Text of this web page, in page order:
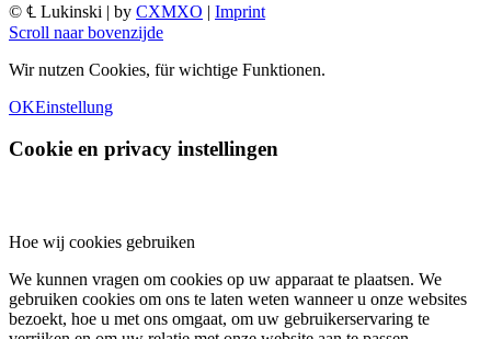
© ℄ Lukinski | by CXMXO | Imprint
Scroll naar bovenzijde
Wir nutzen Cookies, für wichtige Funktionen.
OKEinstellung
Cookie en privacy instellingen
Hoe wij cookies gebruiken
We kunnen vragen om cookies op uw apparaat te plaatsen. We
gebruiken cookies om ons te laten weten wanneer u onze websites
bezoekt, hoe u met ons omgaat, om uw gebruikerservaring te